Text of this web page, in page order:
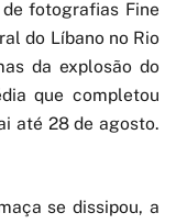
fotografias Fine
do Líbano no Rio
da explosão do
que completou
até 28 de agosto.
se dissipou, a